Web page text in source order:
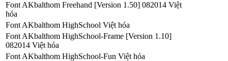
Font AKbalthom Freehand [Version 1.50] 082014 Việt
hóa
Font AKbalthom HighSchool Việt hóa
Font AKbalthom HighSchool-Frame [Version 1.10]
082014 Việt hóa
Font AKbalthom HighSchool-Fun Việt hóa